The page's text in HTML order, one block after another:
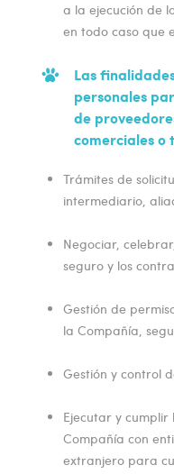
a la ejecución de
en todo caso que
Las
personales
de
comerciales o
Trámites de
intermediario,
Negociar,
seguro y los
Gestión de
la Compañía,
Gestión y control
Ejecutar y
Compañía con
extranjero para